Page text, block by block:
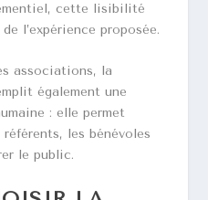
cette lisibilité
l’expérience proposée.
associations, la
également une
: elle permet
les bénévoles
le public.